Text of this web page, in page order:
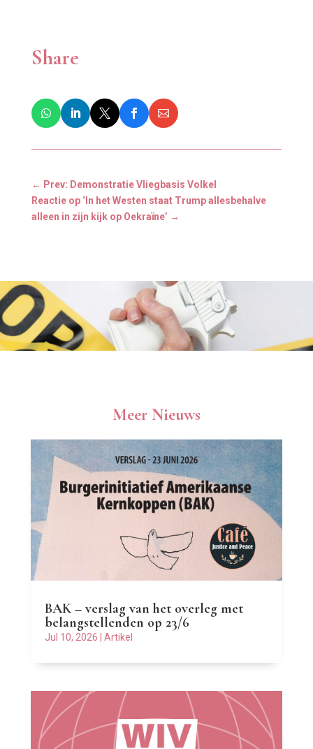
Share
← Prev: Demonstratie Vliegbasis Volkel
Reactie op ‘In het Westen staat Trump allesbehalve
alleen in zijn kijk op Oekraïne’ →
Meer Nieuws
BAK – verslag van het overleg met
belangstellenden op 23/6
Jul 10, 2026 Artikel